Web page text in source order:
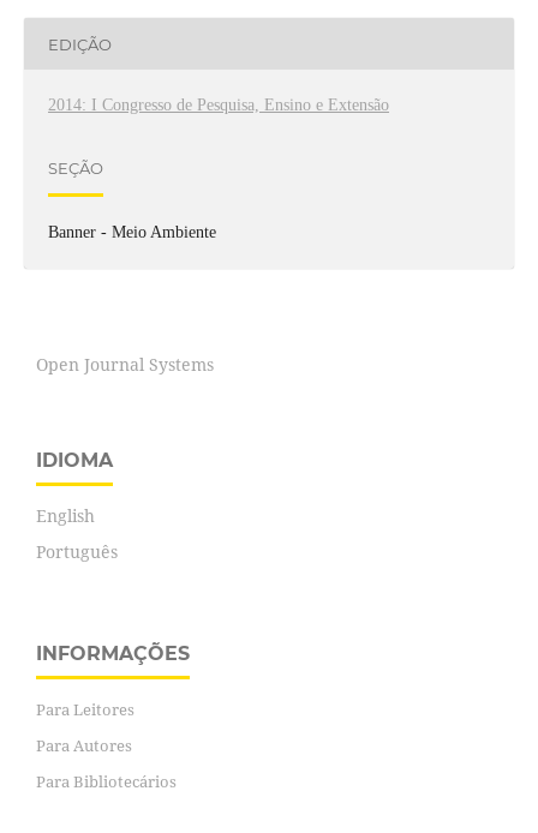
EDIÇÃO
2014: I Congresso de Pesquisa, Ensino e Extensão
SEÇÃO
Banner - Meio Ambiente
Open Journal Systems
IDIOMA
English
Português
INFORMAÇÕES
Para Leitores
Para Autores
Para Bibliotecários